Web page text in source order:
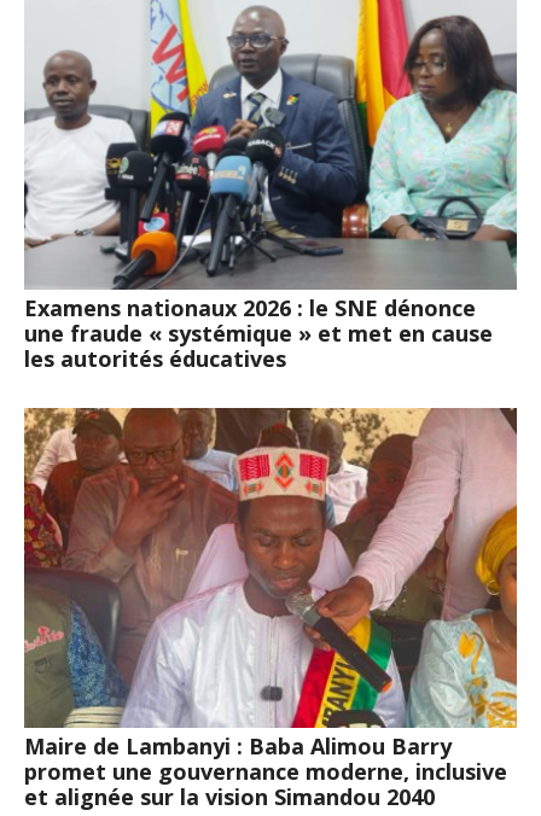
Examens nationaux 2026 : le SNE dénonce
une fraude « systémique » et met en cause
les autorités éducatives
Maire de Lambanyi : Baba Alimou Barry
promet une gouvernance moderne, inclusive
et alignée sur la vision Simandou 2040